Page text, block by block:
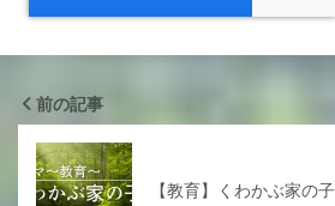
前の記事
【教育】くわかぶ家の